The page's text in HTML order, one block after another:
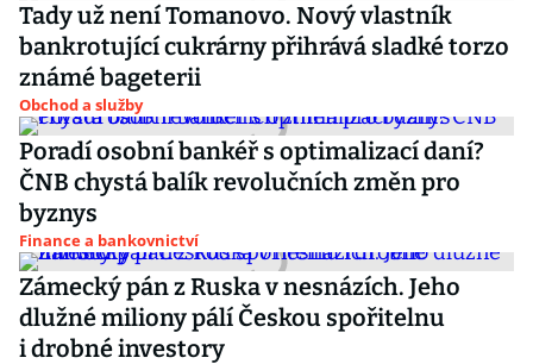
Tady už není Tomanovo. Nový vlastník
bankrotující cukrárny přihrává sladké torzo
známé bageterii
Obchod a služby
Poradí osobní bankéř s optimalizací daní?
ČNB chystá balík revolučních změn pro
byznys
Finance a bankovnictví
Zámecký pán z Ruska v nesnázích. Jeho
dlužné miliony pálí Českou spořitelnu
i drobné investory